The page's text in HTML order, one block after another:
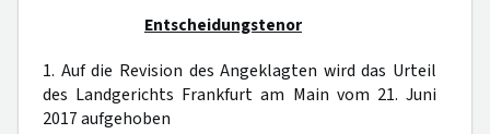
Entscheidungstenor
1. Auf die Revision des Angeklagten wird das Urteil
des Landgerichts Frankfurt am Main vom 21. Juni
2017 aufgehoben